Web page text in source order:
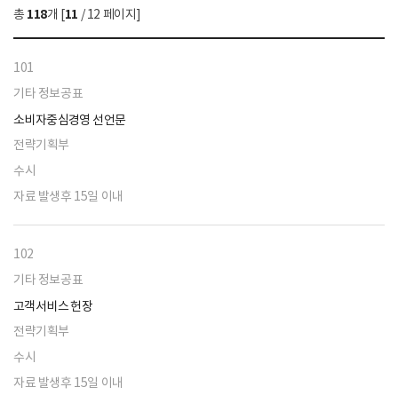
선
택
총 118개 [11 / 12 페이지]
101
기타 정보공표
소비자중심경영 선언문
전략기획부
수시
자료 발생후 15일 이내
102
기타 정보공표
고객서비스 헌장
전략기획부
수시
자료 발생후 15일 이내